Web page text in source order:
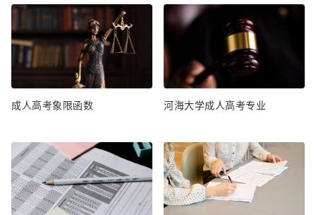
成人高考象限函数 河海大学成人高考专业